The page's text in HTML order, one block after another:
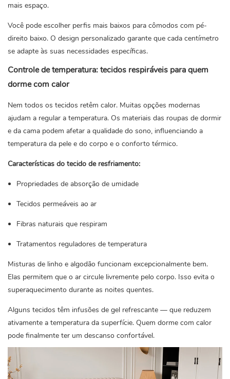
mais espaço.
Você pode escolher perfis mais baixos para cômodos com pé-
direito baixo. O design personalizado garante que cada centímetro
se adapte às suas necessidades específicas.
Controle de temperatura: tecidos respiráveis ​​para quem
dorme com calor
Nem todos os tecidos retêm calor. Muitas opções modernas
ajudam a regular a temperatura. Os materiais das roupas de dormir
e da cama podem afetar a qualidade do sono, influenciando a
temperatura da pele e do corpo e o conforto térmico.
Características do tecido de resfriamento:
Propriedades de absorção de umidade
Tecidos permeáveis ​​ao ar
Fibras naturais que respiram
Tratamentos reguladores de temperatura
Misturas de linho e algodão funcionam excepcionalmente bem.
Elas permitem que o ar circule livremente pelo corpo. Isso evita o
superaquecimento durante as noites quentes.
Alguns tecidos têm infusões de gel refrescante — que reduzem
ativamente a temperatura da superfície. Quem dorme com calor
pode finalmente ter um descanso confortável.